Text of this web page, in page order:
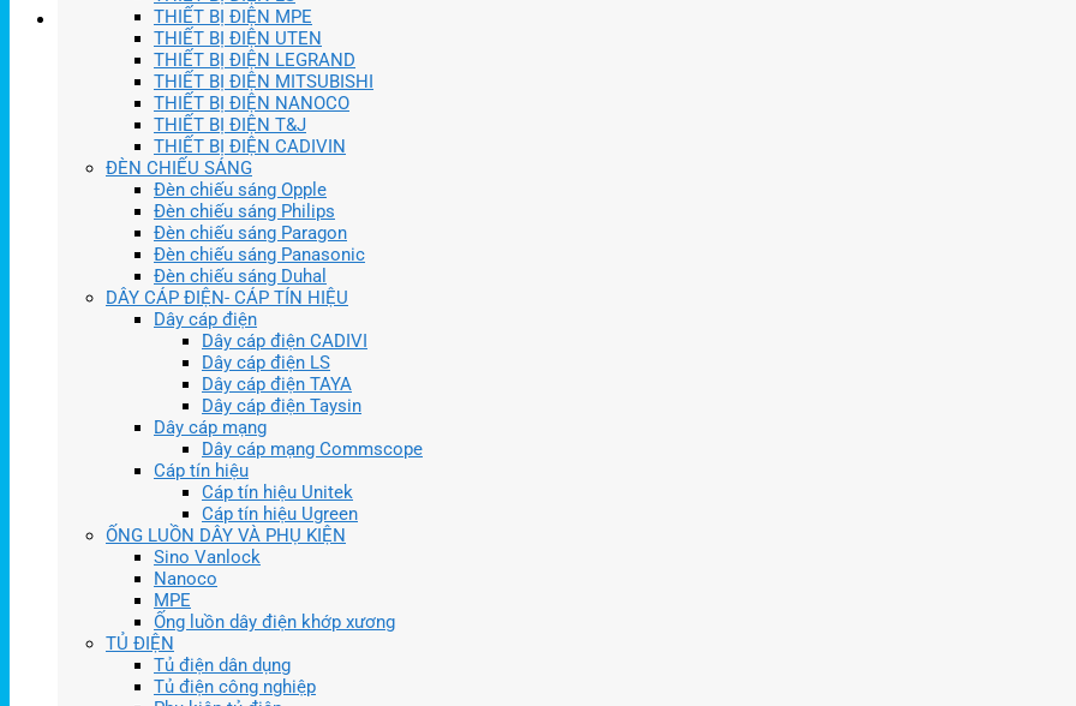
THIẾT BỊ ĐIỆN MPE
THIẾT BỊ ĐIỆN UTEN
THIẾT BỊ ĐIỆN LEGRAND
THIẾT BỊ ĐIỆN MITSUBISHI
THIẾT BỊ ĐIỆN NANOCO
THIẾT BỊ ĐIỆN T&J
THIẾT BỊ ĐIỆN CADIVIN
ĐÈN CHIẾU SÁNG
Đèn chiếu sáng Opple
Đèn chiếu sáng Philips
Đèn chiếu sáng Paragon
Đèn chiếu sáng Panasonic
Đèn chiếu sáng Duhal
DÂY CÁP ĐIỆN- CÁP TÍN HIỆU
Dây cáp điện
Dây cáp điện CADIVI
Dây cáp điện LS
Dây cáp điện TAYA
Dây cáp điện Taysin
Dây cáp mạng
Dây cáp mạng Commscope
Cáp tín hiệu
Cáp tín hiệu Unitek
Cáp tín hiệu Ugreen
ỐNG LUỒN DÂY VÀ PHỤ KIỆN
Sino Vanlock
Nanoco
MPE
Ống luồn dây điện khớp xương
TỦ ĐIỆN
Tủ điện dân dụng
Tủ điện công nghiệp